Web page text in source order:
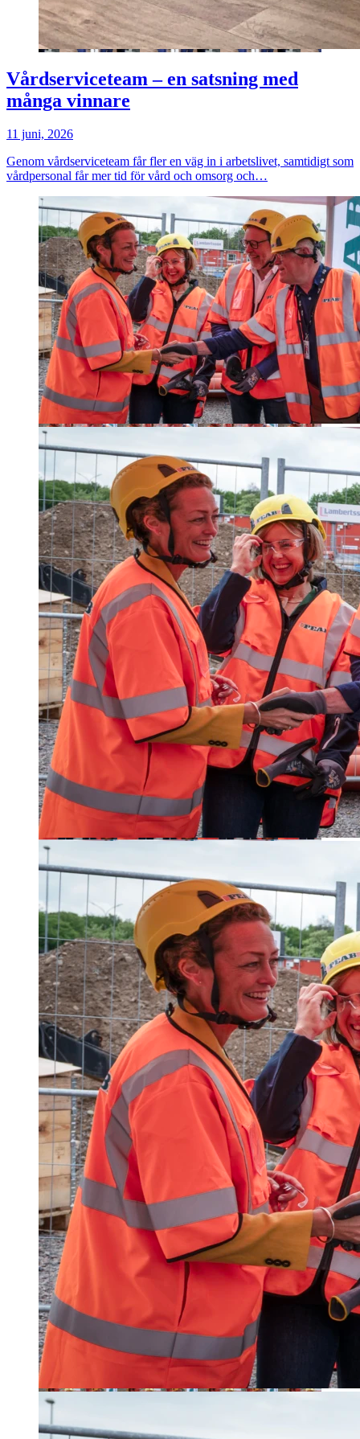
Vårdserviceteam – en satsning med
många vinnare
11 juni, 2026
Genom vårdserviceteam får fler en väg in i arbetslivet, samtidigt som
vårdpersonal får mer tid för vård och omsorg och…